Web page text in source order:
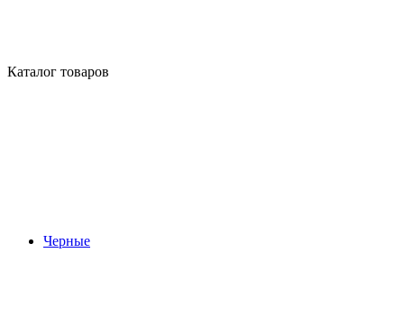
Каталог товаров
Черные